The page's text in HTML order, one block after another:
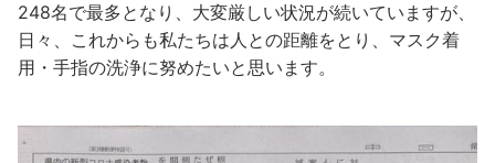
248名で最多となり、大変厳しい状況が続いていますが、
日々、これからも私たちは人との距離をとり、マスク着
用・手指の洗浄に努めたいと思います。